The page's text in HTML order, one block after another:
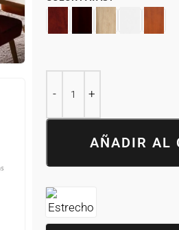
AÑADIR AL